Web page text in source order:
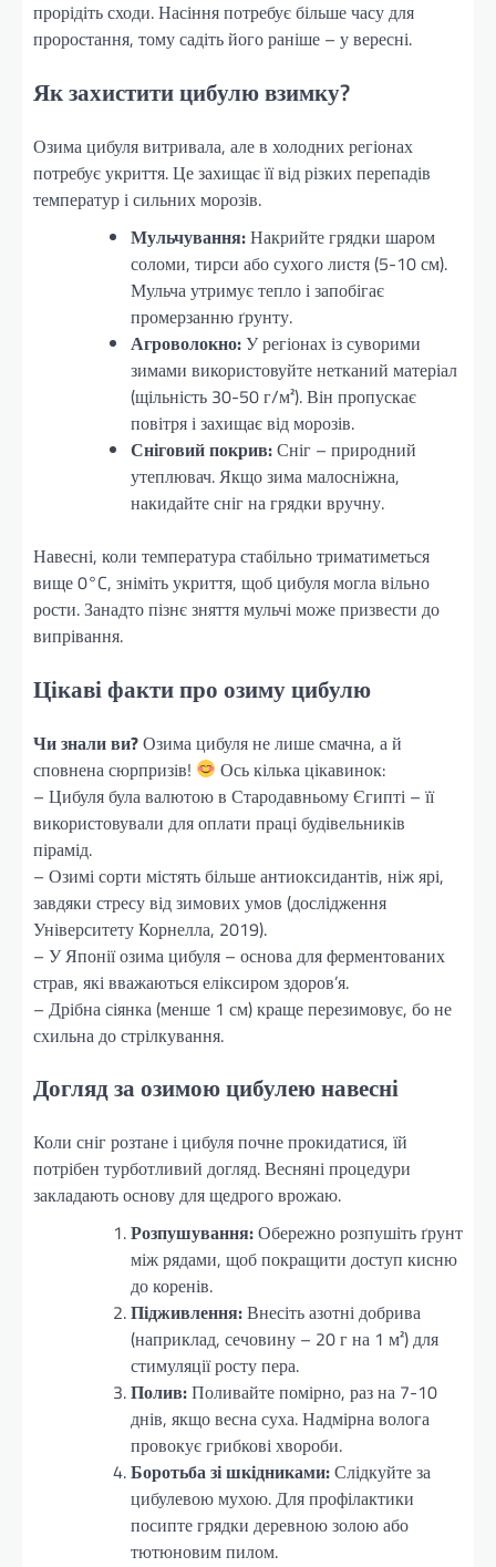
прорідіть сходи. Насіння потребує більше часу для
проростання, тому садіть його раніше – у вересні.
Як захистити цибулю взимку?
Озима цибуля витривала, але в холодних регіонах
потребує укриття. Це захищає її від різких перепадів
температур і сильних морозів.
Мульчування:Накрийте грядки шаром
соломи, тирси або сухого листя (5-10 см).
Мульча утримує тепло і запобігає
промерзанню ґрунту.
Агроволокно:У регіонах із суворими
зимами використовуйте нетканий матеріал
(щільність 30-50 г/м²). Він пропускає
повітря і захищає від морозів.
Сніговий покрив:Сніг – природний
утеплювач. Якщо зима малосніжна,
накидайте сніг на грядки вручну.
Навесні, коли температура стабільно триматиметься
вище 0°C, зніміть укриття, щоб цибуля могла вільно
рости. Занадто пізнє зняття мульчі може призвести до
випрівання.
Цікаві факти про озиму цибулю
Чи знали ви?Озима цибуля не лише смачна, а й
сповнена сюрпризів!
Ось кілька цікавинок:
– Цибуля була валютою в Стародавньому Єгипті – її
використовували для оплати праці будівельників
пірамід.
– Озимі сорти містять більше антиоксидантів, ніж ярі,
завдяки стресу від зимових умов (дослідження
Університету Корнелла, 2019).
– У Японії озима цибуля – основа для ферментованих
страв, які вважаються еліксиром здоров’я.
– Дрібна сіянка (менше 1 см) краще перезимовує, бо не
схильна до стрілкування.
Догляд за озимою цибулею навесні
Коли сніг розтане і цибуля почне прокидатися, їй
потрібен турботливий догляд. Весняні процедури
закладають основу для щедрого врожаю.
Розпушування:Обережно розпушіть ґрунт
між рядами, щоб покращити доступ кисню
до коренів.
Підживлення:Внесіть азотні добрива
(наприклад, сечовину – 20 г на 1 м²) для
стимуляції росту пера.
Полив:Поливайте помірно, раз на 7-10
днів, якщо весна суха. Надмірна волога
провокує грибкові хвороби.
Боротьба зі шкідниками:Слідкуйте за
цибулевою мухою. Для профілактики
посипте грядки деревною золою або
тютюновим пилом.